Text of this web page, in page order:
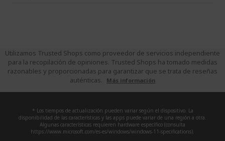
Utilizamos Trusted Shops como proveedor de servicios independiente
para la recopilación de opiniones. Trusted Shops ha tomado medidas
razonables y proporcionadas para garantizar que se trata de reseñas
auténticas.
Más información
* Los tiempos de actualización pueden variar según el dispositivo. La
disponibilidad de las características y las apps puede variar de una región a otra.
Algunas características requieren hardware específico (consulta
https://www.microsoft.com/es-es/windows/windows-11-specifications).